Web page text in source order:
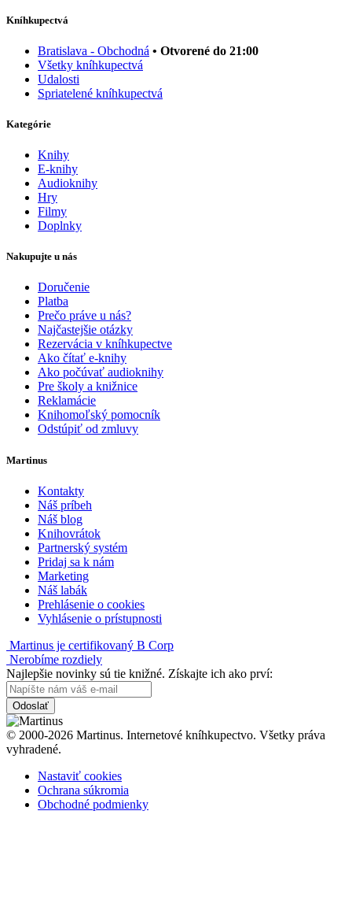
Kníhkupectvá
Bratislava - Obchodná • Otvorené do 21:00
Všetky kníhkupectvá
Udalosti
Spriatelené kníhkupectvá
Kategórie
Knihy
E-knihy
Audioknihy
Hry
Filmy
Doplnky
Nakupujte u nás
Doručenie
Platba
Prečo práve u nás?
Najčastejšie otázky
Rezervácia v kníhkupectve
Ako čítať e-knihy
Ako počúvať audioknihy
Pre školy a knižnice
Reklamácie
Knihomoľský pomocník
Odstúpiť od zmluvy
Martinus
Kontakty
Náš príbeh
Náš blog
Knihovrátok
Partnerský systém
Pridaj sa k nám
Marketing
Náš labák
Prehlásenie o cookies
Vyhlásenie o prístupnosti
Martinus je certifikovaný B Corp
Nerobíme rozdiely
Najlepšie novinky sú tie knižné. Získajte ich ako prví:
Odoslať
© 2000-2026 Martinus. Internetové kníhkupectvo. Všetky práva
vyhradené.
Nastaviť cookies
Ochrana súkromia
Obchodné podmienky